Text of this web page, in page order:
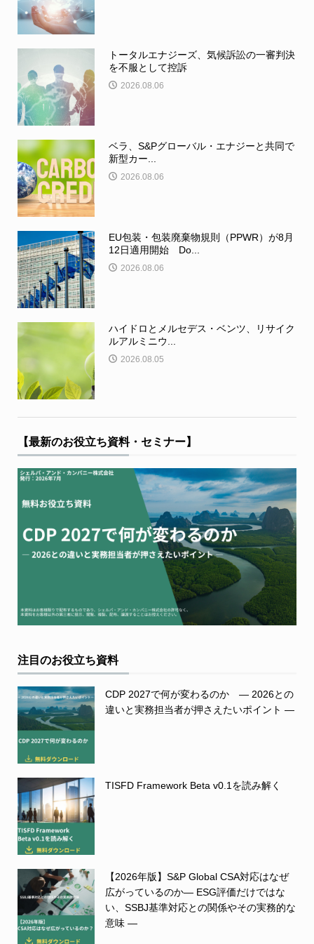
トータルエナジーズ、気候訴訟の一審判決
を不服として控訴
2026.08.06
ベラ、S&Pグローバル・エナジーと共同で
新型カー...
2026.08.06
EU包装・包装廃棄物規則（PPWR）が8月
12日適用開始 Do...
2026.08.06
ハイドロとメルセデス・ベンツ、リサイク
ルアルミニウ...
2026.08.05
【最新のお役立ち資料・セミナー】
注目のお役立ち資料
CDP 2027で何が変わるのか ― 2026との
違いと実務担当者が押さえたいポイント ―
TISFD Framework Beta v0.1を読み解く
【2026年版】S&P Global CSA対応はなぜ
広がっているのか― ESG評価だけではな
い、SSBJ基準対応との関係やその実務的な
意味 ―